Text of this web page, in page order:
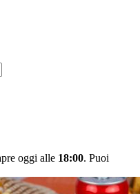
oggi alle 18:00. Puoi